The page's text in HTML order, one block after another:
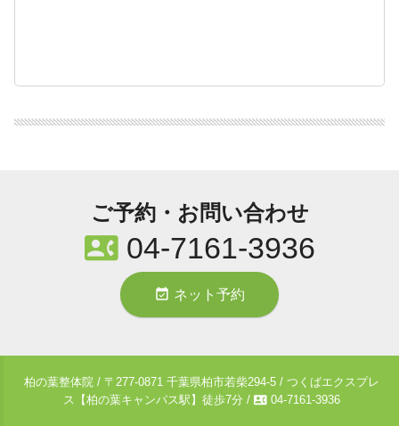
ご予約・お問い合わせ
contact_phone04-7161-3936
event_available ネット予約
柏の葉整体院 / 〒277-0871 千葉県柏市若柴294-5 / つくばエクスプレ
ス【柏の葉キャンパス駅】徒歩7分 / contact_phone04-7161-3936